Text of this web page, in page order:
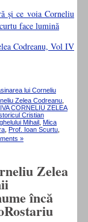
şi ce voia Corneliu
face lumină
Codreanu, Vol IV
lui Corneliu
Zelea Codreanu
CORNELIU ZELEA
Cristian
Mihail
Mica
Prof. Ioan Scurtu
»
Zelea
încă